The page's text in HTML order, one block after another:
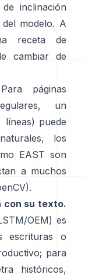
inclinación
modelo. A
receta de
cambiar de
páginas
un
puede
los
EAST son
a muchos
).
con su texto.
OEM) es
escrituras o
para
históricos,